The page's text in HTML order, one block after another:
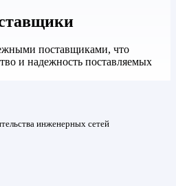
поставщиками, что
и надежность поставляемых
инженерных сетей